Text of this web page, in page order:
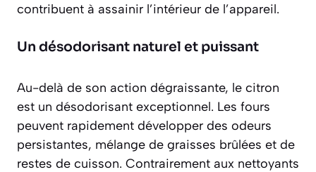
contribuent à assainir l’intérieur de l’appareil.
Un désodorisant naturel et puissant
Au-delà de son action dégraissante, le citron
est un désodorisant exceptionnel. Les fours
peuvent rapidement développer des odeurs
persistantes, mélange de graisses brûlées et de
restes de cuisson. Contrairement aux nettoyants